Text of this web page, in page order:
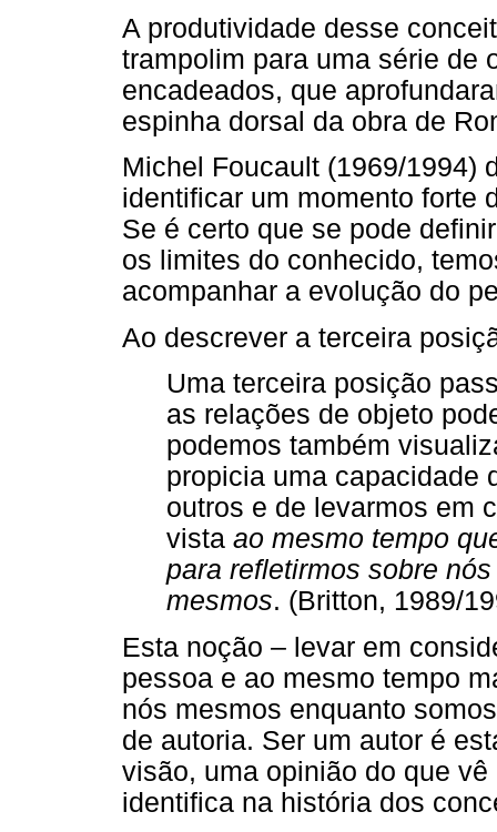
A produtividade desse
trampolim para uma série de
encadeados, que
espinha dorsal da obra de
Michel Foucault (1969/1994)
identificar um momento forte
Se é certo que se pode
os limites do conhecido,
acompanhar a evolução do
Ao descrever a terceira
Uma terceira posição
as relações de objeto
podemos também
propicia uma capacidade
outros e de levarmos em
vista ao mesmo tempo
para refletirmos sobre
mesmos. (Britton, 1989/
Esta noção – levar em
pessoa e ao mesmo tempo
nós mesmos enquanto
de autoria. Ser um autor é
visão, uma opinião do que
identifica na história dos